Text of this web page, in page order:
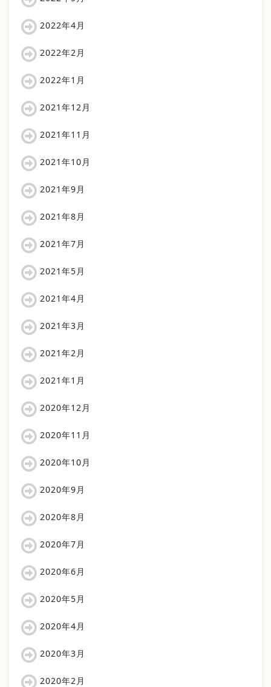
2022年4月
2022年2月
2022年1月
2021年12月
2021年11月
2021年10月
2021年9月
2021年8月
2021年7月
2021年5月
2021年4月
2021年3月
2021年2月
2021年1月
2020年12月
2020年11月
2020年10月
2020年9月
2020年8月
2020年7月
2020年6月
2020年5月
2020年4月
2020年3月
2020年2月